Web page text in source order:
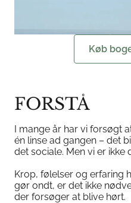
Køb
FORSTÅ
I mange år har vi forsøgt
én linse ad gangen – det
det sociale. Men vi er ikke
Krop, følelser og erfaring
gør ondt, er det ikke
der forsøger at blive hørt.